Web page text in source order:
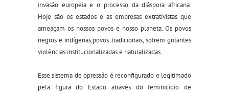
invasão europeia e o processo da diáspora africana.
Hoje são os estados e as empresas extrativistas que
ameaçam os nossos povos e nosso planeta. Os povos
negros e indígenas,povos tradicionais, sofrem gritantes
violências institucionalizadas e naturalizadas.
Esse sistema de opressão é reconfigurado e legitimado
pela figura do Estado através do feminicídio de